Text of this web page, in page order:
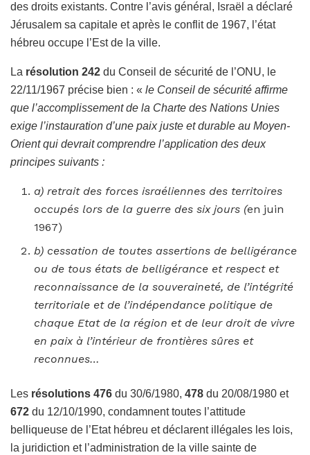
des droits existants. Contre l’avis général, Israël a déclaré
Jérusalem sa capitale et après le conflit de 1967, l’état
hébreu occupe l’Est de la ville.
La résolution 242 du Conseil de sécurité de l’ONU, le
22/11/1967 précise bien : « le Conseil de sécurité affirme
que l’accomplissement de la Charte des Nations Unies
exige l’instauration d’une paix juste et durable au Moyen-
Orient qui devrait comprendre l’application des deux
principes suivants :
a) retrait des forces israéliennes des territoires
occupés lors de la guerre des six jours (en juin
1967)
b) cessation de toutes assertions de belligérance
ou de tous états de belligérance et respect et
reconnaissance de la souveraineté, de l’intégrité
territoriale et de l’indépendance politique de
chaque Etat de la région et de leur droit de vivre
en paix à l’intérieur de frontières sûres et
reconnues…
Les résolutions 476 du 30/6/1980, 478 du 20/08/1980 et
672 du 12/10/1990, condamnent toutes l’attitude
belliqueuse de l’Etat hébreu et déclarent illégales les lois,
la juridiction et l’administration de la ville sainte de